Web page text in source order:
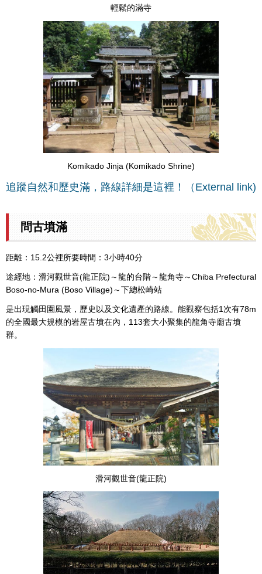
輕鬆的滿寺
Komikado Jinja (Komikado Shrine)
追蹤自然和歷史滿，路線詳細是這裡！（External link)
問古墳滿
距離：15.2公裡所要時間：3小時40分
途經地：滑河觀世音(龍正院)～龍的台階～龍角寺～Chiba Prefectural
Boso-no-Mura (Boso Village)～下總松崎站
是出現觸田園風景，歷史以及文化遺產的路線。能觀察包括1次有78m
的全國最大規模的岩屋古墳在內，113套大小聚集的龍角寺廟古墳
群。
滑河觀世音(龍正院)